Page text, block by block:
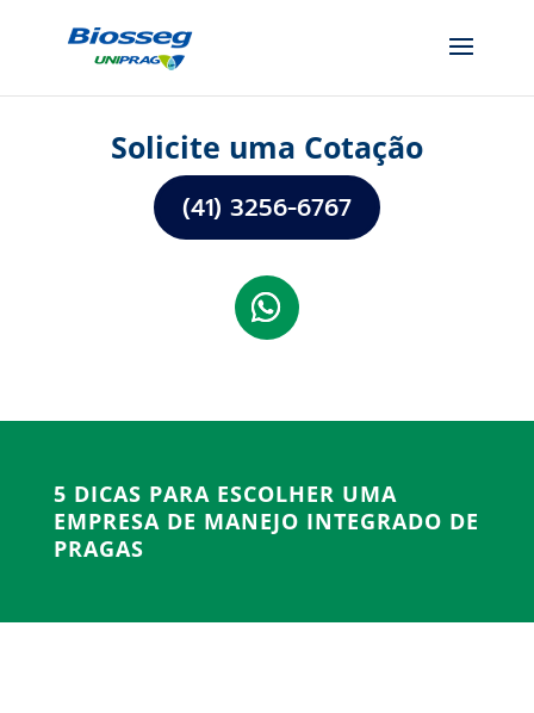
Solicite uma Cotação
(41) 3256-6767
5 DICAS PARA ESCOLHER UMA
EMPRESA DE MANEJO INTEGRADO DE
PRAGAS